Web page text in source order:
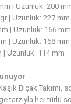
| Uzunluk: 200
gr | Uzunluk: 227 mm
| Uzunluk: 166 mm
| Uzunluk: 168 mm
| Uzunluk: 114 mm
Bıçak
tarzıyla her